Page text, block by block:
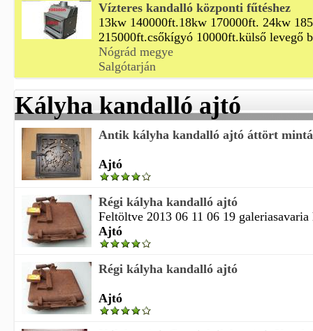
Vízteres kandalló központi fűtéshez
13kw 140000ft.18kw 170000ft. 24kw
215000ft.csőkígyó 10000ft.külső levegő
Nógrád megye
Salgótarján
Kályha kandalló ajtó
Antik kályha kandalló ajtó áttört
Ajtó
Régi kályha kandalló ajtó
Feltöltve 2013 06 11 06 19 galeriasavaria
Ajtó
Régi kályha kandalló ajtó
Ajtó